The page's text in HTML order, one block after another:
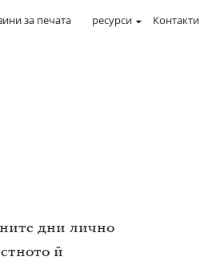
за печата ресурси Контакти
дни лично
й